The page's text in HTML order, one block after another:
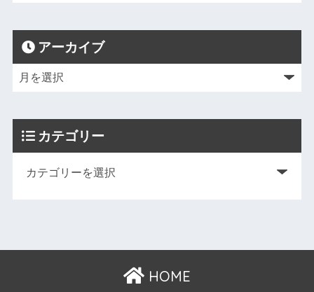
アーカイブ
カテゴリー
HOME